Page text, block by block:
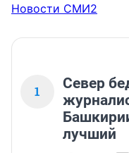
Новости СМИ2
1
Север
лучший